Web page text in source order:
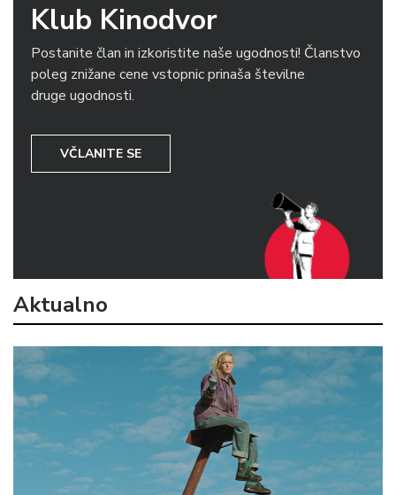
Klub Kinodvor
Postanite član in izkoristite naše ugodnosti! Članstvo
poleg znižane cene vstopnic prinaša številne
druge ugodnosti.
VČLANITE SE
Aktualno